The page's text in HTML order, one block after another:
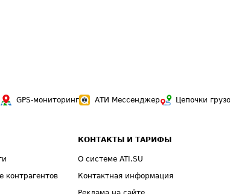
GPS-мониторинг АТИ Мессенджер Цепочки
контрагентов
КОНТАКТЫ И ТАРИФЫ
О системе ATI.SU
Контактная информация